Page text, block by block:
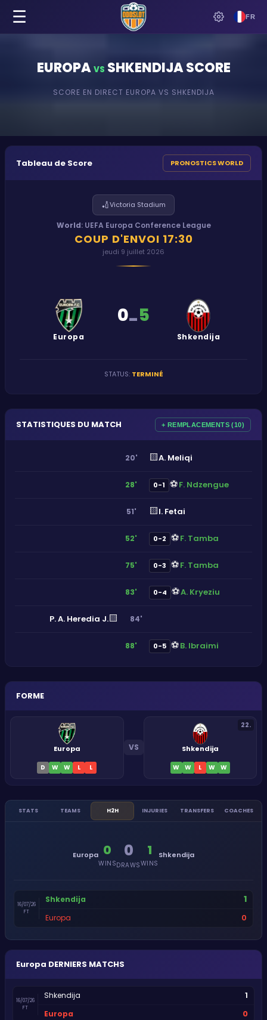
FR
☰
EUROPA VS SHKENDIJASCORE
SCORE EN DIRECT EUROPA VS SHKENDIJA
Tableau de Score PRONOSTICS WORLD
🏏Victoria Stadium
World: UEFA Europa Conference League
COUP D'ENVOI 17:30
jeudi 9 juillet 2026
Europa
0-5
Shkendija
STATUS: TERMINÉ
STATISTIQUES DU MATCH + REMPLACEMENTS (10)
20' 🟨A. Meliqi
28' 0-1 ⚽F. Ndzengue
51' 🟨I. Fetai
52' 0-2 ⚽F. Tamba
75' 0-3 ⚽F. Tamba
83' 0-4 ⚽A. Kryeziu
P. A. Heredia J.🟨 84'
88' 0-5 ⚽B. Ibraimi
FORME
Europa
D W W L L
VS
22.
Shkendija
W W L W W
STATS TEAMS H2H INJURIES TRANSFERS COACHES
Europa 0
WINS
0
DRAWS
1
WINS
Shkendija
16/07/26
FT
Shkendija 1
Europa 0
Europa DERNIERS MATCHS
16/07/26
FT
Shkendija 1
Europa 0